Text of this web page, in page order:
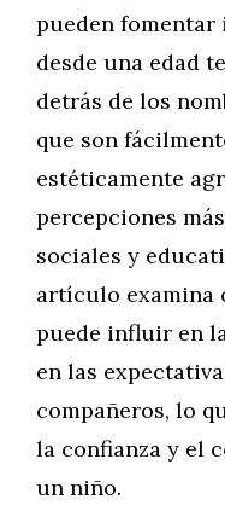
pueden
desde una edad
detrás de los
que son
estéticamente
percepciones
sociales y
artículo examina
puede influir en
en las
compañeros, lo
la confianza y el
un niño.